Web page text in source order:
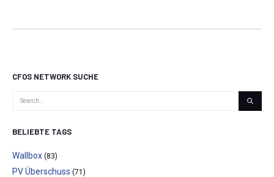
CFOS NETWORK SUCHE
BELIEBTE TAGS
Wallbox (83)
PV Überschuss (71)